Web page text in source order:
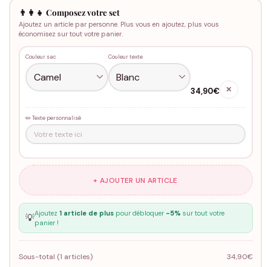
👨‍👩‍👧 Composez votre set
Ajoutez un article par personne. Plus vous en ajoutez, plus vous
économisez sur tout votre panier.
Couleur sac Couleur texte
34,90€ ✕
✏️ Texte personnalisé
+ AJOUTER UN ARTICLE
💡Ajoutez 1 article de pluspour débloquer -5% sur tout votre
panier !
Sous-total (1 articles) 34,90€